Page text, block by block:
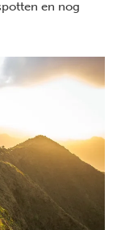
en nog